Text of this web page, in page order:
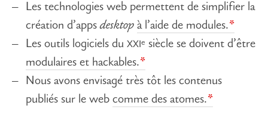
Les technologies web permettent de simplifier la
création d’appsdesktop à l’aide de modules.
Les outils logiciels duXXIe siècle se doivent d’être
modulaires et hackables.
Nous avons envisagé très tôt les contenus
publiés sur le webcomme des atomes.